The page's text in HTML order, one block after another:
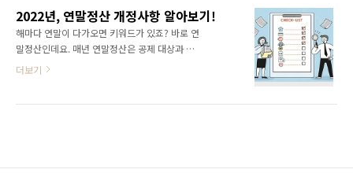
2022년, 연말정산 개정사항 알아보기!
해마다 연말이 다가오면 키워드가 있죠? 바로 연
말정산인데요. 매년 연말정산은 공제 대상과 세
율이 조금씩 바뀌기 때문에 꼼꼼하게 따져봐야
더보기